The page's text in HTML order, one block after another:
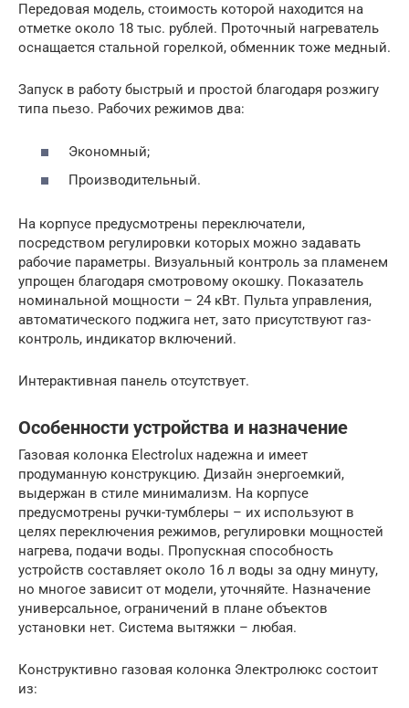
Передовая модель, стоимость которой находится на
отметке около 18 тыс. рублей. Проточный нагреватель
оснащается стальной горелкой, обменник тоже медный.
Запуск в работу быстрый и простой благодаря розжигу
типа пьезо. Рабочих режимов два:
Экономный;
Производительный.
На корпусе предусмотрены переключатели,
посредством регулировки которых можно задавать
рабочие параметры. Визуальный контроль за пламенем
упрощен благодаря смотровому окошку. Показатель
номинальной мощности – 24 кВт. Пульта управления,
автоматического поджига нет, зато присутствуют газ-
контроль, индикатор включений.
Интерактивная панель отсутствует.
Особенности устройства и назначение
Газовая колонка Еlectrolux надежна и имеет
продуманную конструкцию. Дизайн энергоемкий,
выдержан в стиле минимализм. На корпусе
предусмотрены ручки-тумблеры – их используют в
целях переключения режимов, регулировки мощностей
нагрева, подачи воды. Пропускная способность
устройств составляет около 16 л воды за одну минуту,
но многое зависит от модели, уточняйте. Назначение
универсальное, ограничений в плане объектов
установки нет. Система вытяжки – любая.
Конструктивно газовая колонка Электролюкс состоит
из: